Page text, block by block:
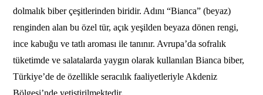
dolmalık biber çeşitlerinden biridir. Adını “Bianca” (beyaz)
renginden alan bu özel tür, açık yeşilden beyaza dönen rengi,
ince kabuğu ve tatlı aroması ile tanınır. Avrupa’da sofralık
tüketimde ve salatalarda yaygın olarak kullanılan Bianca biber,
Türkiye’de de özellikle seracılık faaliyetleriyle Akdeniz
Bölgesi’nde yetiştirilmektedir.